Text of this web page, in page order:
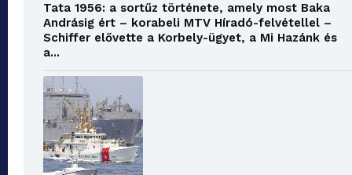
Tata 1956: a sortűz története, amely most Baka
Andrásig ért – korabeli MTV Híradó-felvétellel –
Schiffer elővette a Korbely-ügyet, a Mi Hazánk és
a...